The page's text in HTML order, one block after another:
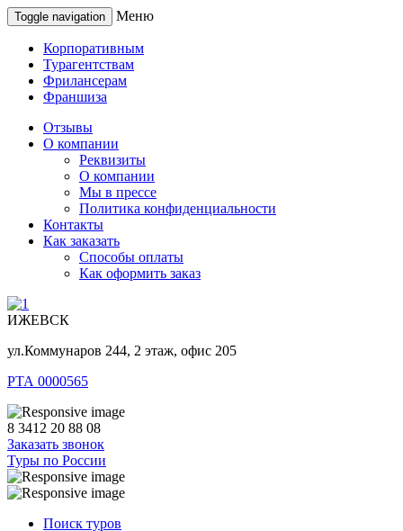
Toggle navigation Меню
Корпоративным
Турагентствам
Фрилансерам
Франшиза
Отзывы
О компании
Реквизиты
О компании
Мы в прессе
Политика конфиденциальности
Контакты
Как заказать
Способы оплаты
Как оформить заказ
ИЖЕВСК
ул.Коммунаров 244, 2 этаж, офис 205
РТА 0000565
8 3412 20 88 08
Заказать звонок
Туры по России
Поиск туров